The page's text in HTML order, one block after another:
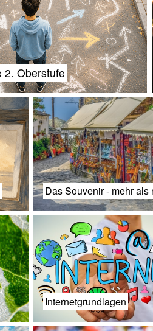
2. Oberstufe
Das Souvenir - mehr
Internetgrundlagen